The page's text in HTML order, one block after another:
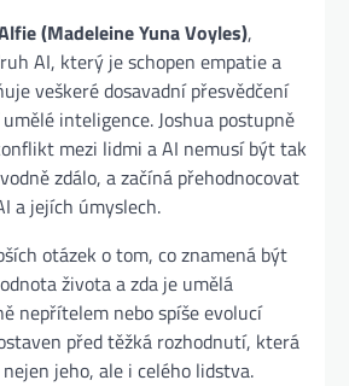
(Madeleine Yuna Voyles),
AI, který je schopen empatie a
veškeré dosavadní přesvědčení
inteligence. Joshua postupně
mezi lidmi a AI nemusí být tak
zdálo, a začíná přehodnocovat
a jejích úmyslech.
otázek o tom, co znamená být
života a zda je umělá
nepřítelem nebo spíše evolucí
před těžká rozhodnutí, která
jeho, ale i celého lidstva.